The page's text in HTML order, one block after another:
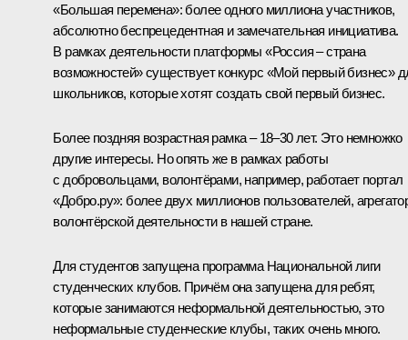
«Большая перемена»: более одного миллиона участников,
абсолютно беспрецедентная и замечательная инициатива.
В рамках деятельности платформы «Россия – страна
возможностей» существует конкурс «Мой первый бизнес»
школьников, которые хотят создать свой первый бизнес.
Более поздняя возрастная рамка – 18–30 лет. Это немножко
другие интересы. Но опять же в рамках работы
с добровольцами, волонтёрами, например, работает портал
«Добро.ру»: более двух миллионов пользователей,
волонтёрской деятельности в нашей стране.
Для студентов запущена программа Национальной лиги
студенческих клубов. Причём она запущена для ребят,
которые занимаются неформальной деятельностью, это
неформальные студенческие клубы, таких очень много.